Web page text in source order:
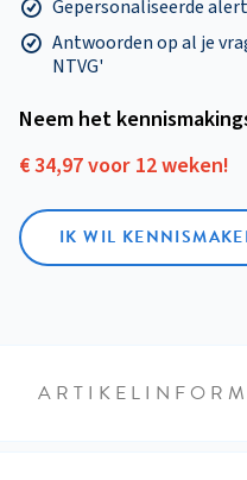
Gepersonaliseerde
Antwoorden op al je
NTVG'
Neem het
€ 34,97 voor 12 weken!
IK WIL